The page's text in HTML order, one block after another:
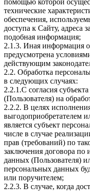
помощью которой
технические
обеспечения,
доступа к Сайту, адреса
подобная информация;
2.1.3. Иная информация о
предусмотрена
действующим
2.2. Обработка
в следующих случаях:
2.2.1.С согласия
(Пользователя) на
2.2.2. В целях
выгодоприобретателем
является субъект
числе в случае
прав (требований) по
заключения договора по
данных (Пользователя)
персональных данных
или поручителем;
2.2.3. В случае, когда